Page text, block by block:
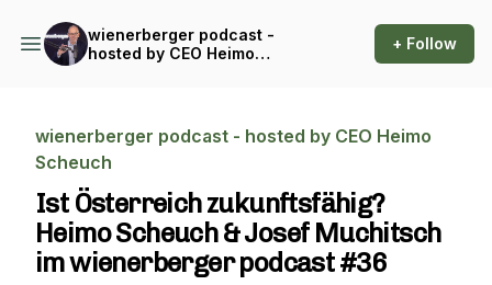
wienerberger podcast -
hosted by CEO Heimo
+ Follow
wienerberger podcast - hosted by CEO Heimo
Scheuch
Ist Österreich zukunftsfähig?
Heimo Scheuch & Josef Muchitsch
im wienerberger podcast #36